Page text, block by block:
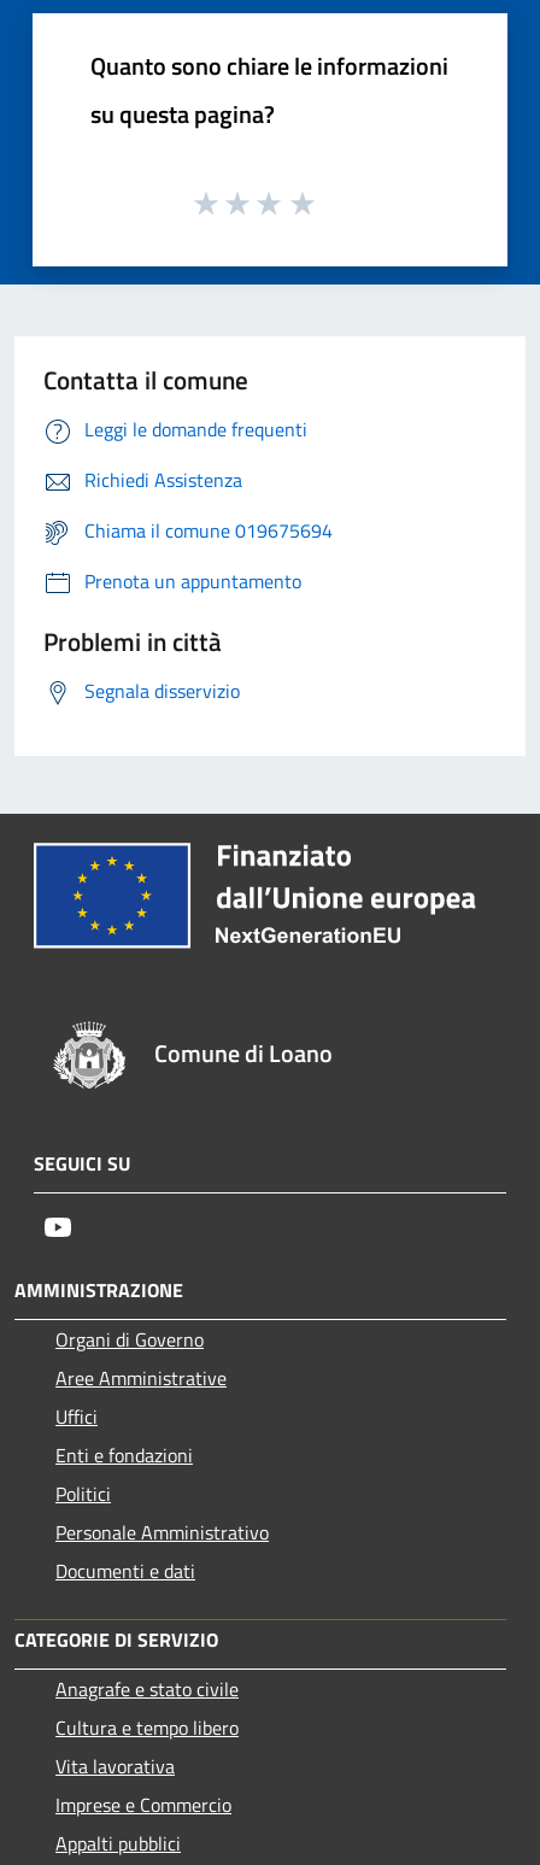
Quanto sono chiare le informazioni
su questa pagina?
Contatta il comune
Leggi le domande frequenti
Richiedi Assistenza
Chiama il comune 019675694
Prenota un appuntamento
Problemi in città
Segnala disservizio
Comune di Loano
SEGUICI SU
AMMINISTRAZIONE
Organi di Governo
Aree Amministrative
Uffici
Enti e fondazioni
Politici
Personale Amministrativo
Documenti e dati
CATEGORIE DI SERVIZIO
Anagrafe e stato civile
Cultura e tempo libero
Vita lavorativa
Imprese e Commercio
Appalti pubblici